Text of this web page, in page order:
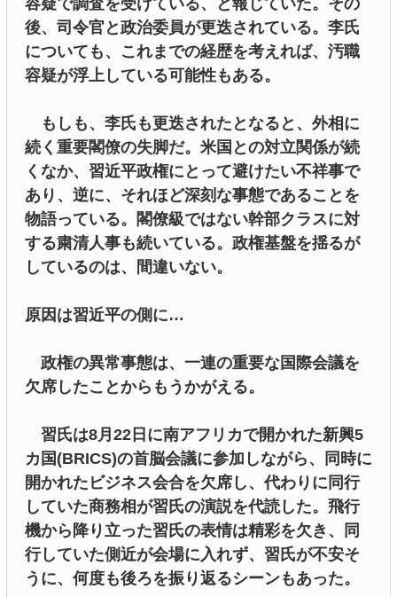
容疑で調査を受けている、と報じていた。その
後、司令官と政治委員が更迭されている。李氏
についても、これまでの経歴を考えれば、汚職
容疑が浮上している可能性もある。
もしも、李氏も更迭されたとなると、外相に
続く重要閣僚の失脚だ。米国との対立関係が続
くなか、習近平政権にとって避けたい不祥事で
あり、逆に、それほど深刻な事態であることを
物語っている。閣僚級ではない幹部クラスに対
する粛清人事も続いている。政権基盤を揺るが
しているのは、間違いない。
原因は習近平の側に…
政権の異常事態は、一連の重要な国際会議を
欠席したことからもうかがえる。
習氏は8月22日に南アフリカで開かれた新興5
カ国(BRICS)の首脳会議に参加しながら、同時に
開かれたビジネス会合を欠席し、代わりに同行
していた商務相が習氏の演説を代読した。飛行
機から降り立った習氏の表情は精彩を欠き、同
行していた側近が会場に入れず、習氏が不安そ
うに、何度も後ろを振り返るシーンもあった。